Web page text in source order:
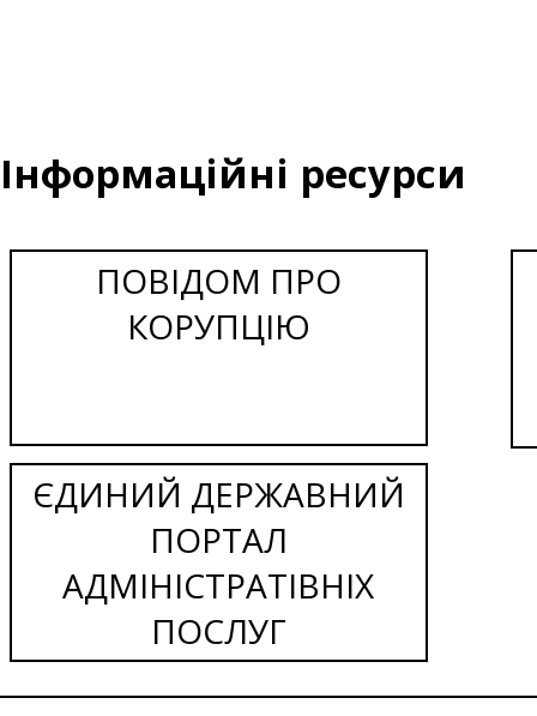
Інформаційні ресурси
ПОВІДОМ ПРО
КОРУПЦІЮ
ЄДИНИЙ ДЕРЖАВНИЙ
ПОРТАЛ
АДМІНІСТРАТІВНІХ
ПОСЛУГ